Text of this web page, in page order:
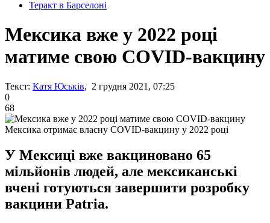
Теракт в Барселоні
Мексика вже у 2022 році
матиме свою COVID-вакцину
Текст: Катя Юськів, 2 грудня 2021, 07:25
0
68
Мексика отримає власну COVID-вакцину у 2022 році
У Мексиці вже вакциновано 65
мільйонів людей, але мексиканські
вчені готуються завершити розробку
вакцини Patria.